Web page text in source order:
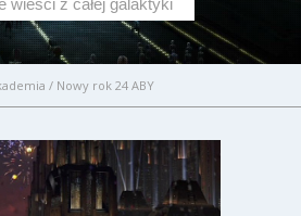
/ Nowy rok 24 ABY